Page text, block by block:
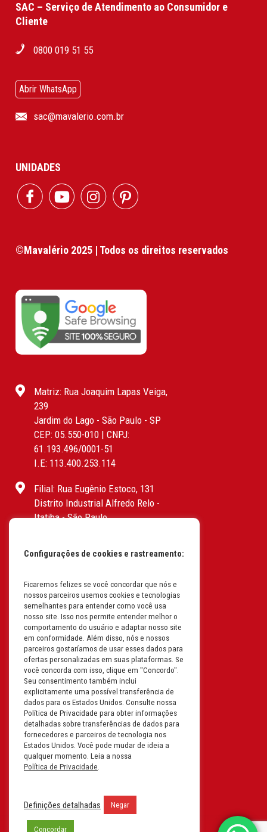
SAC – Serviço de Atendimento ao Consumidor e
Cliente
0800 019 51 55
Abrir WhatsApp
sac@mavalerio.com.br
UNIDADES
©Mavalério 2025 | Todos os direitos reservados
Matriz: Rua Joaquim Lapas Veiga,
239
Jardim do Lago - São Paulo - SP
CEP: 05.550-010 | CNPJ:
61.193.496/0001-51
I.E: 113.400.253.114
Filial: Rua Eugênio Estoco, 131
Distrito Industrial Alfredo Relo -
Itatiba - São Paulo
I.E: 382.096.357.1147
Filial: Av. Odila Chaves Rodrigues,
1277
Parque industrial RM - Condomínio
Therapark - Jundiaí - São Paulo
CEP: 13.213-087 | CNPJ:
61.193.496/0018-08
I.E: 407.642.800.114
Filial: Rua em Projeto G, 728 – Letra A
B C D
Tabuleiro do Martins – Maceió -
Alagoas
CEP. 57081-036 | CNPJ:
61.193.496/0014-76
Filial: Mavalerio, USA Inc.
11990 N Lakeridge Pkwy
Configurações de cookies e rastreamento:
Ficaremos felizes se você concordar que nós e
nossos parceiros usemos cookies e tecnologias
semelhantes para entender como você usa
nosso site. Isso nos permite entender melhor o
comportamento do usuário e adaptar nosso site
em conformidade. Além disso, nós e nossos
parceiros gostaríamos de usar esses dados para
ofertas personalizadas em suas plataformas. Se
você concorda com isso, clique em "Concordo".
Seu consentimento também inclui
explicitamente uma possível transferência de
dados para os Estados Unidos. Consulte nossa
Política de Privacidade para obter informações
detalhadas sobre transferências de dados para
fornecedores e parceiros de tecnologia nos
Estados Unidos. Você pode mudar de ideia a
qualquer momento. Leia a nossa
Política de Privacidade.
Definições detalhadas Negar
Concordar